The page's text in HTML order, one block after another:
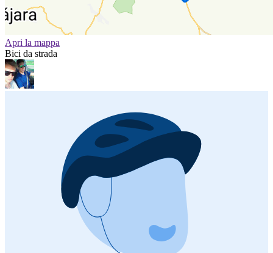
Apri la mappa
Bici da strada